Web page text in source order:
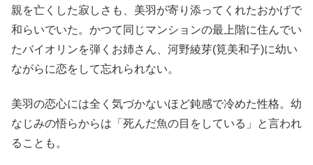
親を亡くした寂しさも、美羽が寄り添ってくれたおかげで
和らいでいた。かつて同じマンションの最上階に住んでい
たバイオリンを弾くお姉さん、河野綾芽(筧美和子)に幼い
ながらに恋をして忘れられない。
美羽の恋心には全く気づかないほど鈍感で冷めた性格。幼
なじみの悟らからは「死んだ魚の目をしている」と言われ
ることも。